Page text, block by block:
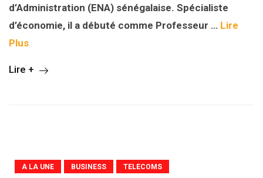
d’Administration (ENA) sénégalaise. Spécialiste
d’économie, il a débuté comme Professeur … Lire
Plus
Lire +
A LA UNE BUSINESS TELECOMS